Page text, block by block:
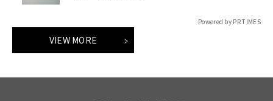
Powered by PR TIMES
VIEW MORE